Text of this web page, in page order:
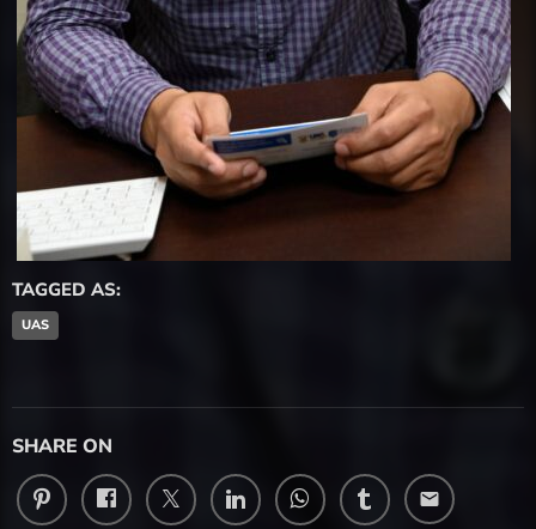
TAGGED AS:
UAS
SHARE ON
email